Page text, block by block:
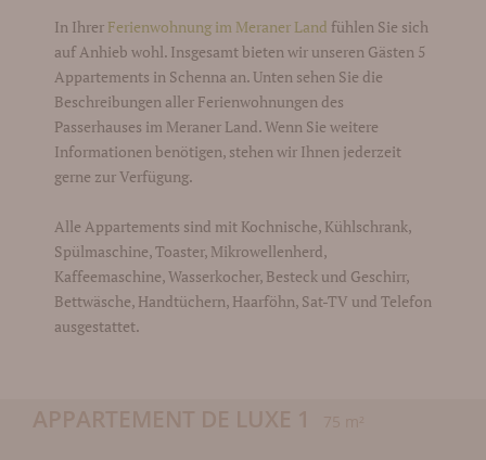
In Ihrer Ferienwohnung im Meraner Land fühlen Sie sich
auf Anhieb wohl. Insgesamt bieten wir unseren Gästen 5
Appartements in Schenna an. Unten sehen Sie die
Beschreibungen aller Ferienwohnungen des
Passerhauses im Meraner Land. Wenn Sie weitere
Informationen benötigen, stehen wir Ihnen jederzeit
gerne zur Verfügung.
Alle Appartements sind mit Kochnische, Kühlschrank,
Spülmaschine, Toaster, Mikrowellenherd,
Kaffeemaschine, Wasserkocher, Besteck und Geschirr,
Bettwäsche, Handtüchern, Haarföhn, Sat-TV und Telefon
ausgestattet.
APPARTEMENT DE LUXE 1 75 m²